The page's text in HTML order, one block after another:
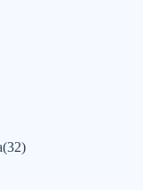
(32)